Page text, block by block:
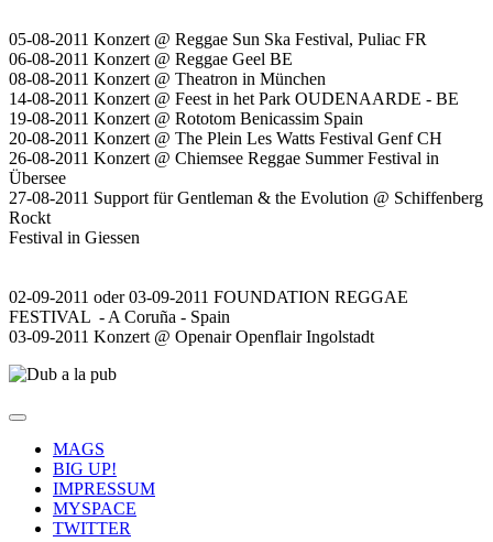
05-08-2011 Konzert @ Reggae Sun Ska Festival, Puliac FR
06-08-2011 Konzert @ Reggae Geel BE
08-08-2011 Konzert @ Theatron in München
14-08-2011 Konzert @ Feest in het Park OUDENAARDE - BE
19-08-2011 Konzert @ Rototom Benicassim Spain
20-08-2011 Konzert @ The Plein Les Watts Festival Genf CH
26-08-2011 Konzert @ Chiemsee Reggae Summer Festival in
Übersee
27-08-2011 Support für Gentleman & the Evolution @ Schiffenberg
Rockt
Festival in Giessen
02-09-2011 oder 03-09-2011 FOUNDATION REGGAE
FESTIVAL - A Coruña - Spain
03-09-2011 Konzert @ Openair Openflair Ingolstadt
MAGS
BIG UP!
IMPRESSUM
MYSPACE
TWITTER